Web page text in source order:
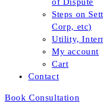
Steps on
Corp, etc)
Utility,
My account
Cart
Contact
Book Consultation